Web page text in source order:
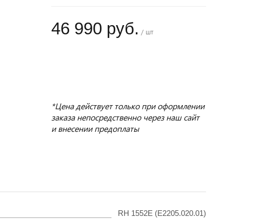
46 990 руб. / шт
*Цена действует только при оформлении
заказа непосредственно через наш сайт
и внесении предоплаты
RH 1552E (E2205.020.01)